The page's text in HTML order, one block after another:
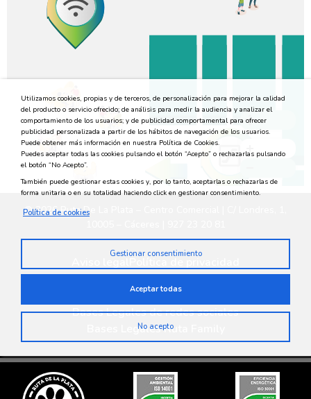
© 2026 Ruta De La Plata – Centro Comercial | C/ Londres, 1,
Política medioambientalPolítica de cookies
Privacidad en redes sociales
Bases Legales de redes sociales
Bases Legales Ruta Family
Utilizamos cookies, propias y de terceros, de personalización para mejorar la calidad
del producto o servicio ofrecido; de análisis para medir la audiencia y analizar el
comportamiento de los usuarios; y de publicidad comportamental para ofrecer
publicidad personalizada a partir de los hábitos de navegación de los usuarios.
Puede obtener más información en nuestra Política de Cookies.
Puedes aceptar todas las cookies pulsando el botón “Acepto” o rechazarlas pulsando
el botón “No Acepto”.
También puede gestionar estas cookies y, por lo tanto, aceptarlas o rechazarlas de
forma unitaria o en su totalidad haciendo click en gestionar consentimiento.
Política de cookies
Gestionar consentimiento
Aceptar todas
No acepto